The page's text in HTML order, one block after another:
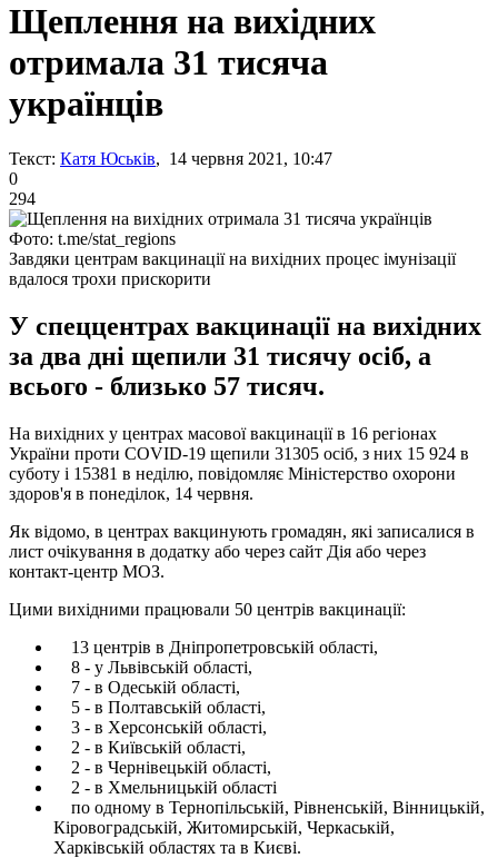
Щеплення на вихідних
отримала 31 тисяча
українців
Текст: Катя Юськів, 14 червня 2021, 10:47
0
294
Фото: t.me/stat_regions
Завдяки центрам вакцинації на вихідних процес імунізації
вдалося трохи прискорити
У спеццентрах вакцинації на вихідних
за два дні щепили 31 тисячу осіб, а
всього - близько 57 тисяч.
На вихідних у центрах масової вакцинації в 16 регіонах
України проти COVID-19 щепили 31305 осіб, з них 15 924 в
суботу і 15381 в неділю, повідомляє Міністерство охорони
здоров'я в понеділок, 14 червня.
Як відомо, в центрах вакцинують громадян, які записалися в
лист очікування в додатку або через сайт Дія або через
контакт-центр МОЗ.
Цими вихідними працювали 50 центрів вакцинації:
13 центрів в Дніпропетровській області,
8 - у Львівській області,
7 - в Одеській області,
5 - в Полтавській області,
3 - в Херсонській області,
2 - в Київській області,
2 - в Чернівецькій області,
2 - в Хмельницькій області
по одному в Тернопільській, Рівненській, Вінницькій,
Кіровоградській, Житомирській, Черкаській,
Харківській областях та в Києві.